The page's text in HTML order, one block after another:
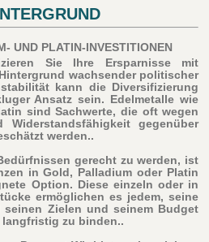
UND PLATIN-INVESTITIONEN
Sie Ihre Ersparnisse mit
wachsender politischer
kann die Diversifizierung
Ansatz sein. Edelmetalle wie
sind Sachwerte, die oft wegen
gegenüber
werden..
gerecht zu werden, ist
in Gold, Palladium oder Platin
Option. Diese einzeln oder in
ermöglichen es jedem, seine
seinen Zielen und seinem Budget
zu binden..